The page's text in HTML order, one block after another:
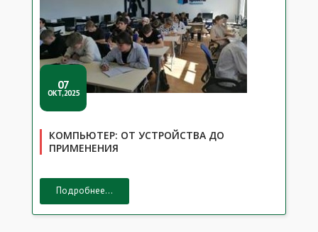
07
ОКТ,2025
КОМПЬЮТЕР: ОТ УСТРОЙСТВА ДО
ПРИМЕНЕНИЯ
Подробнее...